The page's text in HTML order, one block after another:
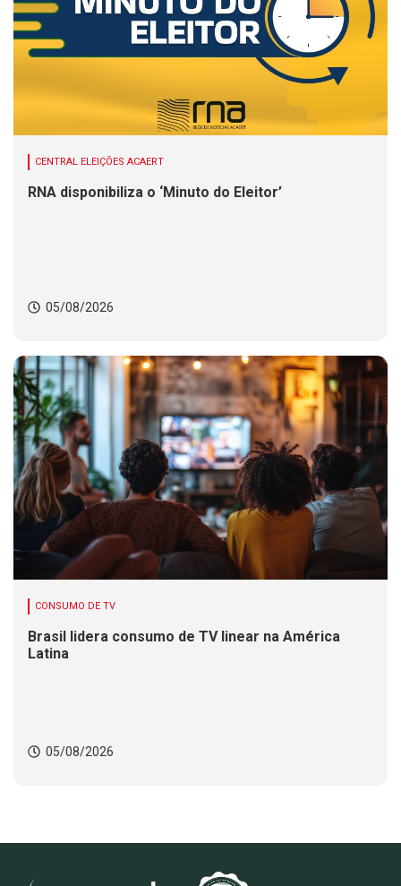
CENTRAL ELEIÇÕES ACAERT
RNA disponibiliza o ‘Minuto do Eleitor’
05/08/2026
CONSUMO DE TV
Brasil lidera consumo de TV linear na América
Latina
05/08/2026